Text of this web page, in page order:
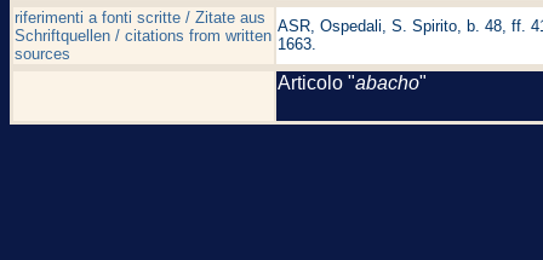
riferimenti a fonti scritte / Zitate aus
Schriftquellen / citations from written
sources
ASR, Ospedali, S. Spirito, b. 48, ff.
1663.
Articolo "abacho"